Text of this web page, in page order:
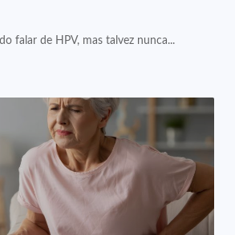
falar de HPV, mas talvez nunca...